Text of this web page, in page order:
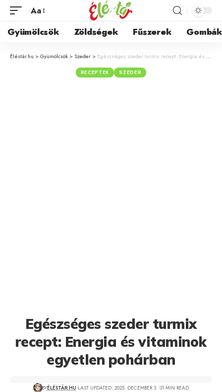
Aa
Gyümölcsök Zöldségek Fűszerek Gombák
Éléstár.hu >Gyümölcsök > Szeder > Egészséges szeder turmix recept: Energia és vitaminok egyetlen pohárban
RECEPTEK SZEDER
Egészséges szeder turmix
recept: Energia és vitaminok
egyetlen pohárban
BYÉLÉSTÁR.HU LAST UPDATED: 2025. DECEMBER 3. 31 MIN READ